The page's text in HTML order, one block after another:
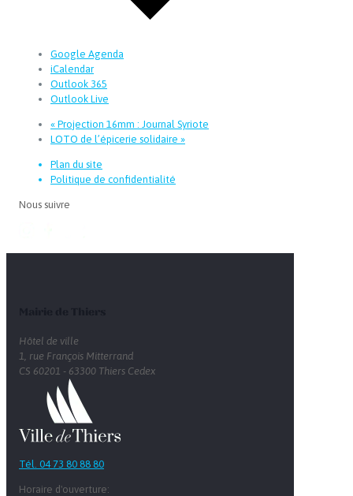
Google Agenda
iCalendar
Outlook 365
Outlook Live
« Projection 16mm : Journal Syriote
LOTO de l’épicerie solidaire »
Plan du site
Politique de confidentialité
Nous suivre
Hôtel de ville
1, rue François Mitterrand
CS 60201 - 63300 Thiers Cedex
Tél. 04 73 80 88 80
Horaire d'ouverture: